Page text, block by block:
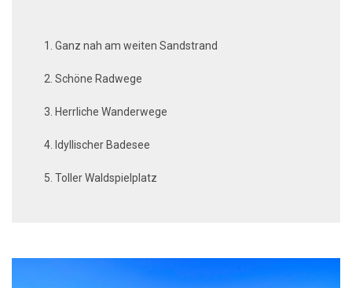
Ganz nah am weiten Sandstrand
Schöne Radwege
Herrliche Wanderwege
Idyllischer Badesee
Toller Waldspielplatz